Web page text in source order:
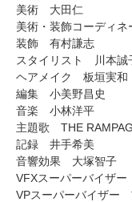
美術 大田仁
美術・装飾コーディ
装飾 有村謙志
スタイリスト 川本誠
ヘアメイク 板垣実和
編集 小美野昌史
音楽 小林洋平
主題歌 THE
記録 井手希美
音響効果 大塚智子
VFXスーパーバイザ
VPスーパーバイザー